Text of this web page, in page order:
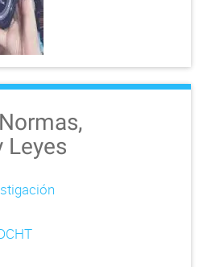
Leyes